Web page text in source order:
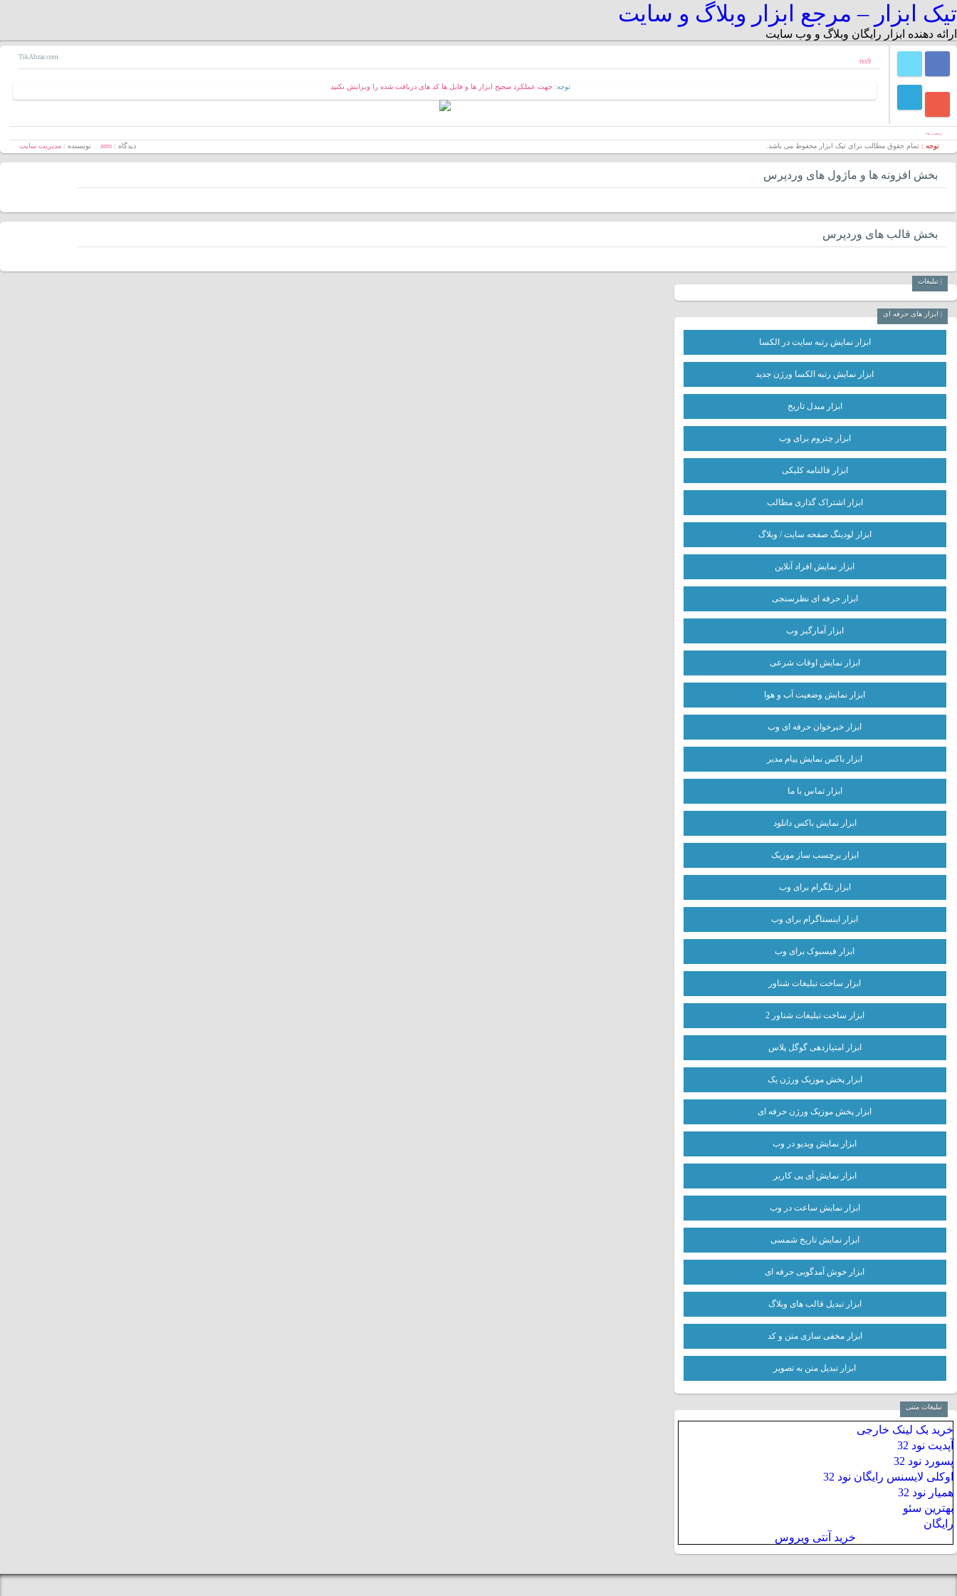
تیک ابزار – مرجع ابزار وبلاگ و سایت
ارائه دهنده ابزار رایگان وبلاگ و وب سایت
rss9
TikAbzar.com
توجه: جهت عملکرد صحیح ابزار ها و فایل ها کد های دریافت شده را ویرایش نکنید
برچسب ها :
توجه : تمام حقوق مطالب برای تیک ابزار محفوظ می باشد. نویسنده :مدیریت سایت دیدگاه :zero
بخش افزونه ها و ماژول های وردپرس
بخش قالب های وردپرس
| تبلیغات
| ابزار های حرفه ای
ابزار نمایش رتبه سایت در الکسا
ابزار نمایش رتبه الکسا ورژن جدید
ابزار مبدل تاریخ
ابزار چتروم برای وب
ابزار فالنامه کلیکی
ابزار اشتراک گذاری مطالب
ابزار لودینگ صفحه سایت / وبلاگ
ابزار نمایش افراد آنلاین
ابزار حرفه ای نظرسنجی
ابزار آمارگیر وب
ابزار نمایش اوقات شرعی
ابزار نمایش وضعیت آب و هوا
ابزار خبرخوان حرفه ای وب
ابزار باکس نمایش پیام مدیر
ابزار تماس با ما
ابزار نمایش باکس دانلود
ابزار برچسب ساز موزیک
ابزار تلگرام برای وب
ابزار اینستاگرام برای وب
ابزار فیسبوک برای وب
ابزار ساخت تبلیغات شناور
ابزار ساخت تبلیغات شناور 2
ابزار امتیازدهی گوگل پلاس
ابزار پخش موزیک ورژن یک
ابزار پخش موزیک ورژن حرفه ای
ابزار نمایش ویدیو در وب
ابزار نمایش آی پی کاربر
ابزار نمایش ساعت در وب
ابزار نمایش تاریخ شمسی
ابزار خوش آمدگویی حرفه ای
ابزار تبدیل قالب های وبلاگ
ابزار مخفی سازی متن و کد
ابزار تبدیل متن به تصویر
تبلیغات متنی
خرید بک لینک خارجی
آپدیت نود 32
پسورد نود 32
اوکلی لایسنس رایگان نود 32
همیار نود 32
بهترین سئو
رایگان
خرید آنتی ویروس